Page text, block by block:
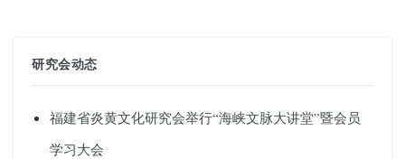
研究会动态
福建省炎黄文化研究会举行“海峡文脉大讲堂”暨会员
学习大会